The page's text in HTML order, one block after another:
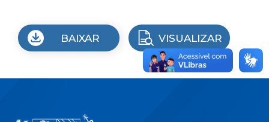
BAIXAR VISUALIZAR